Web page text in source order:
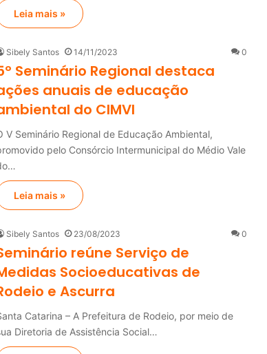
Leia mais »
Sibely Santos 14/11/2023 0
Seminário Regional destaca
anuais de educação
do CIMVI
V Seminário Regional de Educação Ambiental,
pelo Consórcio Intermunicipal do Médio Vale
Leia mais »
Sibely Santos 23/08/2023 0
reúne Serviço de
Socioeducativas de
e Ascurra
Catarina – A Prefeitura de Rodeio, por meio de
Diretoria de Assistência Social…